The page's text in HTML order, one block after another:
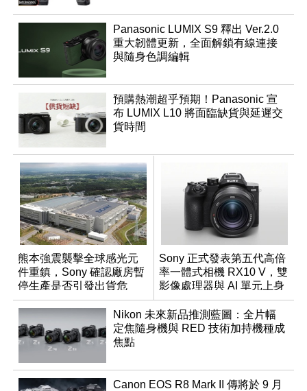
Panasonic LUMIX S9 釋出 Ver.2.0
重大韌體更新，全面解鎖有線連接
與隨身色調編輯
預購熱潮超乎預期！Panasonic 宣
布 LUMIX L10 將面臨缺貨與延遲交
貨時間
熊本強震襲擊全球感光元
件重鎮，Sony 確認廠房暫
停生產是否引發出貨危
機？
Sony 正式發表第五代高倍
率一體式相機 RX10 V，雙
影像處理器與 AI 單元上身
Nikon 未來新品推測藍圖：全片幅
定焦隨身機與 RED 技術加持機種成
焦點
Canon EOS R8 Mark II 傳將於 9 月